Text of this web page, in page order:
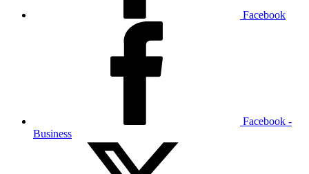
Facebook
Facebook -
Business